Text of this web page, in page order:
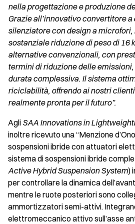
nella progettazione e produzione
Grazie all’innovativo convertitore a
silenziatore con design a microfori,
sostanziale riduzione di peso di 16
alternative convenzionali, con
termini di riduzione delle
durata complessiva. Il sistema
riciclabilità, offrendo ai nostri
realmente pronta per il futuro”.
Agli SAA Innovations in
inoltre ricevuto una “Menzione
sospensioni ibride con attuatori
sistema di sospensioni ibride
Active Hybrid Suspension System)
per controllare la dinamica
mentre le ruote posteriori sono
ammortizzatori semi-attivi.
elettromeccanico attivo sull’asse